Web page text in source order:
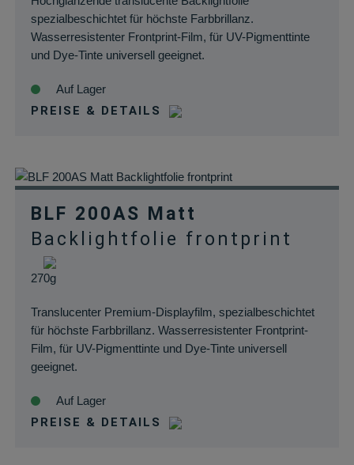
spezialbeschichtet für höchste Farbbrillanz.
Wasserresistenter Frontprint-Film, für UV-Pigmenttinte
und Dye-Tinte universell geeignet.
Auf Lager
PREISE & DETAILS
BLF 200AS Matt
Backlightfolie frontprint
270g
Translucenter Premium-Displayfilm, spezialbeschichtet
für höchste Farbbrillanz. Wasserresistenter Frontprint-
Film, für UV-Pigmenttinte und Dye-Tinte universell
geeignet.
Auf Lager
PREISE & DETAILS
wordpress_logged_in_*
rauch-
papiere.de
aktuellen Login